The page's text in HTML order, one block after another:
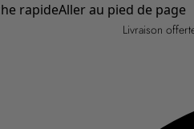
rapideAller au pied de page
Livraison